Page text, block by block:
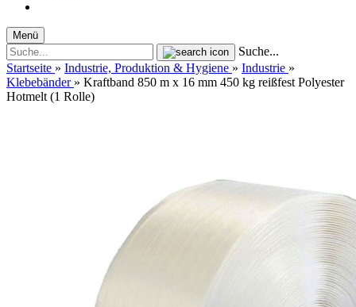
Menü
Suche...
Startseite » Industrie, Produktion & Hygiene » Industrie »
Klebebänder » Kraftband 850 m x 16 mm 450 kg reißfest Polyester
Hotmelt (1 Rolle)